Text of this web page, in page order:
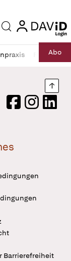
Suche login
RechtAbo
FacebookInstagram
Barrierefreiheit